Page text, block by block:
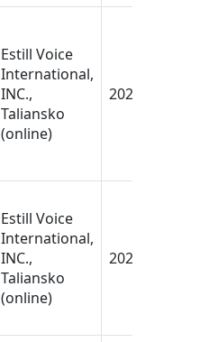
Estill Voice
International,
INC.,
Taliansko
(online)
2021
Estill Voice
International,
INC.,
Taliansko
(online)
2021